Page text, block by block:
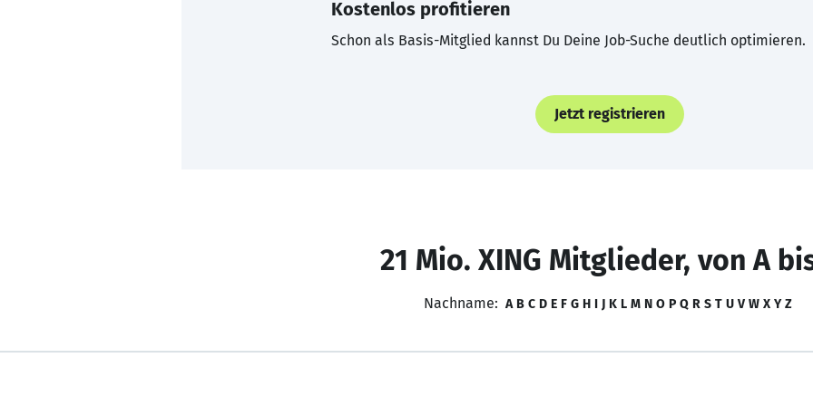
Kostenlos profitieren
Schon als Basis-Mitglied kannst Du Deine Job-Suche deutlich optimieren.
Jetzt registrieren
21 Mio. XING Mitglieder, von A
Nachname: A B C D E F G H I J K L M N O P Q R S T U V W X Y Z